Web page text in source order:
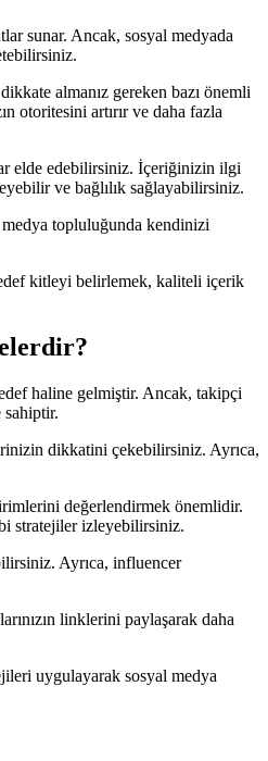
sunar. Ancak, sosyal medyada
almanız gereken bazı önemli
otoritesini artırır ve daha fazla
elde edebilirsiniz. İçeriğinizin ilgi
ve bağlılık sağlayabilirsiniz.
medya topluluğunda kendinizi
kitleyi belirlemek, kaliteli içerik
haline gelmiştir. Ancak, takipçi
sahiptir.
dikkatini çekebilirsiniz. Ayrıca,
değerlendirmek önemlidir.
stratejiler izleyebilirsiniz.
Ayrıca, influencer
linklerini paylaşarak daha
uygulayarak sosyal medya